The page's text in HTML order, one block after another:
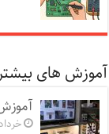
آموزش های
خرداد 9,